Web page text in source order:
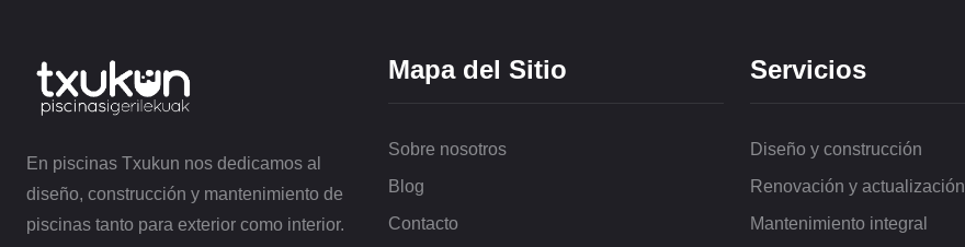
En piscinas Txukun nos dedicamos al
diseño, construcción y mantenimiento de
piscinas tanto para exterior como interior.
Eleva
imagen
sitio
con
Mapa del Sitio
Sobre nosotros
Blog
Contacto
Servicios
Diseño y construcción
Renovación y actualización
Mantenimiento integral